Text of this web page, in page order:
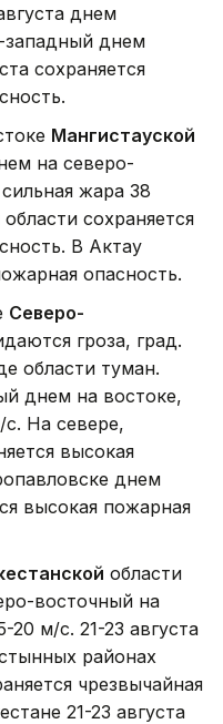
днем
западный днем
сохраняется
Мангистауской
на северо-
жара 38
сохраняется
В Актау
опасность.
Северо-
гроза, град.
области туман.
днем на востоке,
На севере,
высокая
днем
высокая пожарная
области
восточный на
20 м/с. 21-23 августа
районах
чрезвычайная
21-23 августа